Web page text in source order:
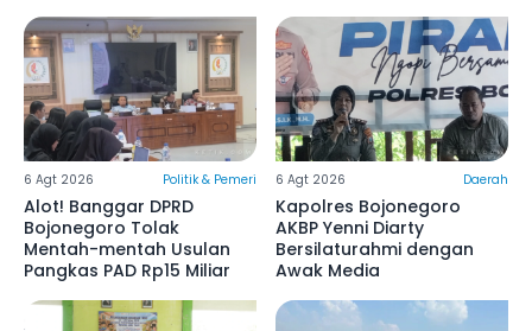
6 Agt 2026 Politik & Pemeri
Alot! Banggar DPRD
Bojonegoro Tolak
Mentah-mentah Usulan
Pangkas PAD Rp15 Miliar
6 Agt 2026 Daerah
Kapolres Bojonegoro
AKBP Yenni Diarty
Bersilaturahmi dengan
Awak Media